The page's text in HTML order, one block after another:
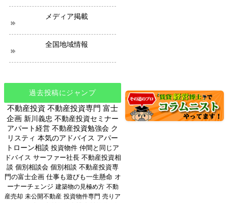
メディア掲載
全国地域情報
過去投稿にジャンプ
不動産投資 不動産投資専門 富士
企画 新川義忠 不動産投資セミナー
アパート経営 不動産投資勉強会 ク
リスティ 本気のアドバイス アパー
トローン相談 投資物件 仲間と同じア
ドバイス サーファー社長 不動産投資相
談 個別相談会 個別相談 不動産投資専
門の富士企画 仕事も遊びも一生懸命 オ
ーナーチェンジ 建築物の見極め方 不動
産売却 未公開不動産 投資物件専門 売りア